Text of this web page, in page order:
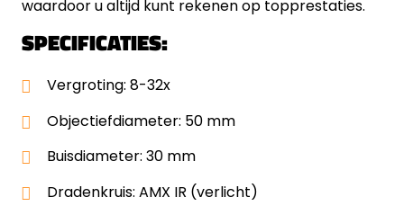
waardoor u altijd kunt rekenen op topprestaties.
SPECIFICATIES:
Vergroting: 8-32x
Objectiefdiameter: 50 mm
Buisdiameter: 30 mm
Dradenkruis: AMX IR (verlicht)